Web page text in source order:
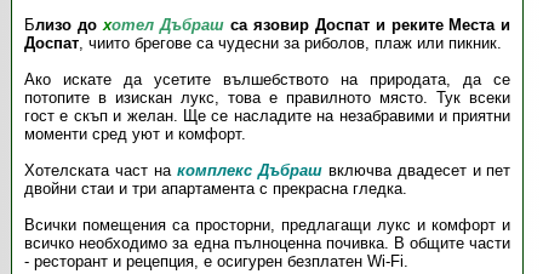
Близо дохотел Дъбрашса язовир Доспат и реките Места и
Доспат, чиито брегове са чудесни за риболов, плаж или пикник.
Ако искате да усетите вълшебството на природата, да се
потопите в изискан лукс, това е правилното място. Тук всеки
гост е скъп и желан. Ще се насладите на незабравими и приятни
моменти сред уют и комфорт.
Хотелската част на комплекс Дъбраш включва двадесет и пет
двойни стаи и три апартамента с прекрасна гледка.
Всички помещения са просторни, предлагащи лукс и комфорт и
всичко необходимо за една пълноценна почивка. В общите части
- ресторант и рецепция, е осигурен безплатен Wi-Fi.